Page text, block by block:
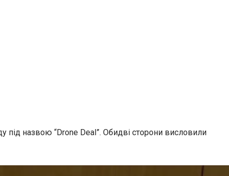
під назвою “Drone Deal”. Обидві сторони висловили